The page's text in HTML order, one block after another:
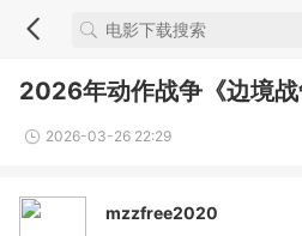
2026年动作战争《边境
2026-03-26 22:29
mzzfree2020